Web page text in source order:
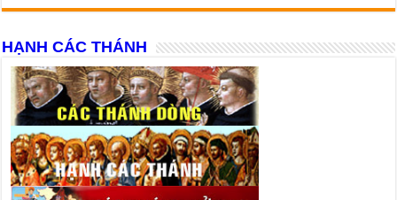
HẠNH CÁC THÁNH